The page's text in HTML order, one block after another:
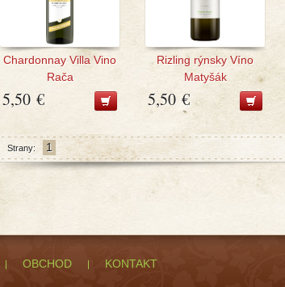
Chardonnay Villa Vino
Rača
5,50 €
Rizling rýnsky Víno
Matyšák
5,50 €
Strany: 1
OBCHOD KONTAKT